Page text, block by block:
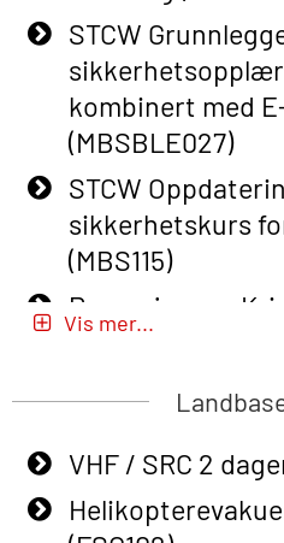
Basic Safety
Course (English)
Basic Safety
E-learning
med adaptive e-
Helicopter
Airpocket with E-
Additional Basic
Grunnleggende
Rep. for
STCW
kombinert med
(MBSBLE027)
STCW
sikkerhetskurs
(MBS115)
Passasjer- og
(MBSBLE020)
Passasjer- og
STCW
Vis mer...
VHF / SRC 2